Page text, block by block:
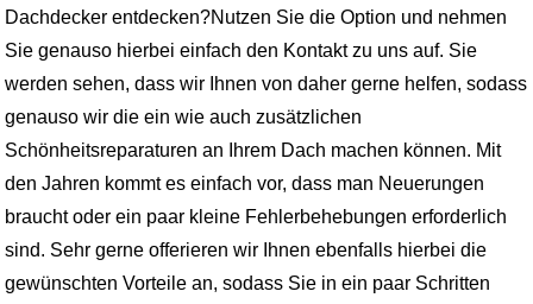
Dachdecker entdecken?Nutzen Sie die Option und nehmen
Sie genauso hierbei einfach den Kontakt zu uns auf. Sie
werden sehen, dass wir Ihnen von daher gerne helfen, sodass
genauso wir die ein wie auch zusätzlichen
Schönheitsreparaturen an Ihrem Dach machen können. Mit
den Jahren kommt es einfach vor, dass man Neuerungen
braucht oder ein paar kleine Fehlerbehebungen erforderlich
sind. Sehr gerne offerieren wir Ihnen ebenfalls hierbei die
gewünschten Vorteile an, sodass Sie in ein paar Schritten